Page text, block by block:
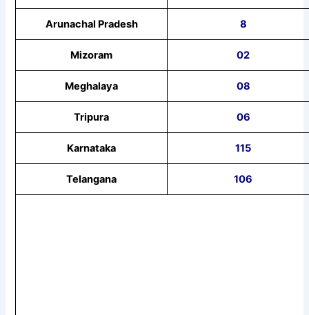
Arunachal Pradesh 8
Mizoram 02
Meghalaya 08
Tripura 06
Karnataka 115
Telangana 106